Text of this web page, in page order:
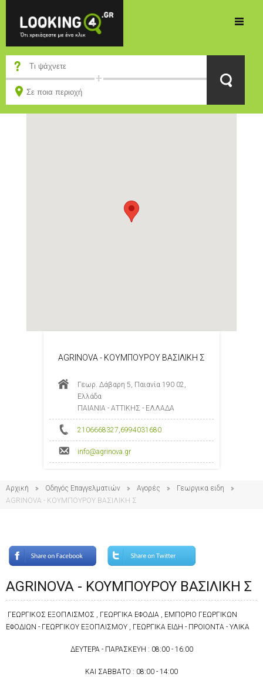
AGRINOVA - ΚΟΥΜΠΟΥΡΟΥ ΒΑΣΙΛΙΚΗ Σ
Γεωρ. Δάβαρη 5, Παιανία 190 02,
Ελλάδα
ΠΑΙΑΝΙΑ - ΑΤΤΙΚΗΣ - ΕΛΛΑΔΑ
2106668327,6994031680
info@agrinova.gr
Αρχική Οδηγός Επαγγελματιών Αγορές
Γεωργικα ειδη
AGRINOVA - ΚΟΥΜΠΟΥΡΟΥ ΒΑΣΙΛΙΚΗ Σ
AGRINOVA - ΚΟΥΜΠΟΥΡΟΥ ΒΑΣΙΛΙΚΗ Σ
ΓΕΩΡΓΙΚΟΣ ΕΞΟΠΛΙΣΜΟΣ , ΓΕΩΡΓΙΚΑ ΕΦΟΔΙΑ , ΕΜΠΟΡΙΟ ΓΕΩΡΓΙΚΩΝ
ΕΦΟΔΙΩΝ - ΓΕΩΡΓΙΚΟΥ ΕΞΟΠΛΙΣΜΟΥ , ΓΕΩΡΓΙΚΑ ΕΙΔΗ - ΠΡΟΙΟΝΤΑ - ΥΛΙΚΑ
ΔΕΥΤΕΡΑ - ΠΑΡΑΣΚΕΥΗ : 08:00 - 16:00
KAI ΣΑΒΒΑΤΟ : 08:00 - 14:00